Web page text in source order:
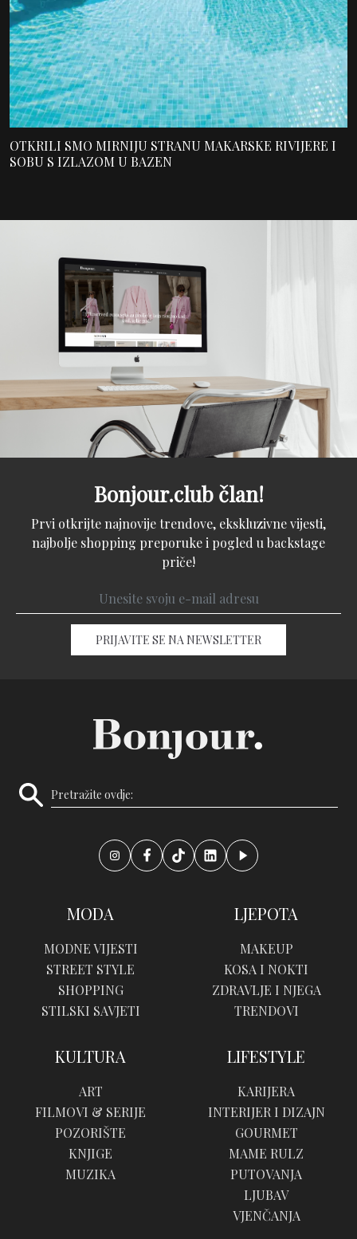
OTKRILI SMO MIRNIJU STRANU MAKARSKE RIVIJERE I
SOBU S IZLAZOM U BAZEN
Bonjour.club član!
Prvi otkrijte najnovije trendove, ekskluzivne vijesti,
najbolje shopping preporuke i pogled u backstage
priče!
PRIJAVITE SE NA NEWSLETTER
MODA
MODNE VIJESTI
STREET STYLE
SHOPPING
STILSKI SAVJETI
LJEPOTA
MAKEUP
KOSA I NOKTI
ZDRAVLJE I NJEGA
TRENDOVI
KULTURA
ART
FILMOVI & SERIJE
POZORIŠTE
KNJIGE
MUZIKA
LIFESTYLE
KARIJERA
INTERIJER I DIZAJN
GOURMET
MAME RULZ
PUTOVANJA
LJUBAV
VJENČANJA